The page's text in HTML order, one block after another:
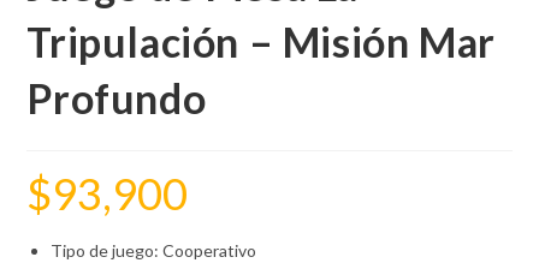
Tripulación – Misión Mar
Profundo
$93,900
Tipo de juego: Cooperativo